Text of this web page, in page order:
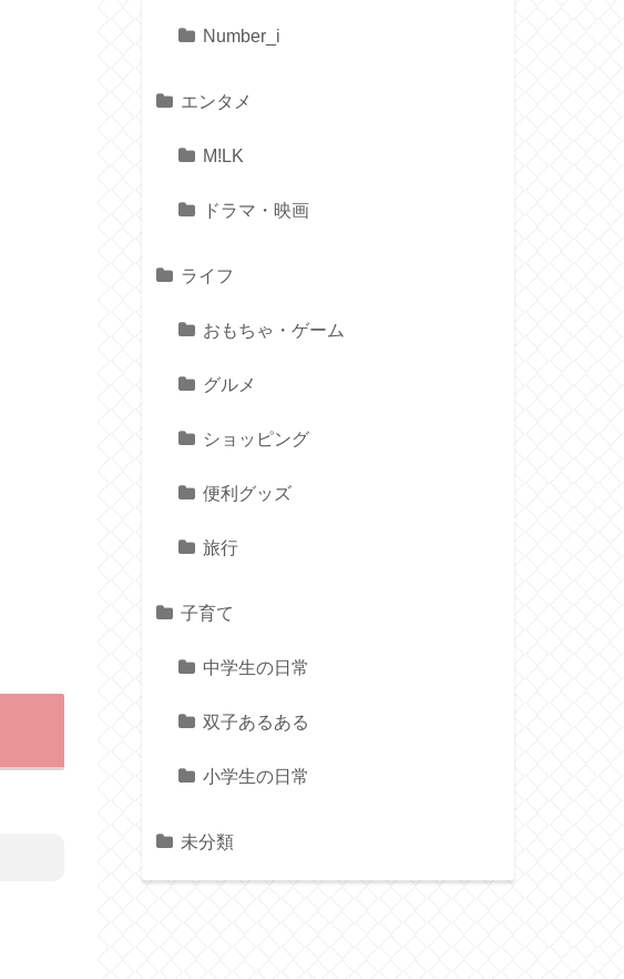
Number_i
エンタメ
M!LK
ドラマ・映画
ライフ
おもちゃ・ゲーム
グルメ
ショッピング
便利グッズ
旅行
子育て
中学生の日常
双子あるある
小学生の日常
未分類